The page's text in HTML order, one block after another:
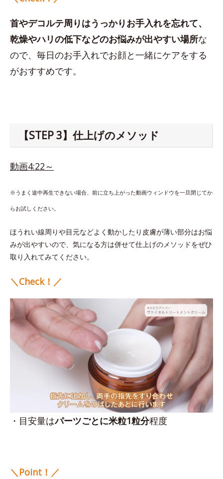
首やデコルテ周りはうっかりお手入れを忘れて、
乾燥やハリの低下などのお悩みが出やすい場所な
ので、毎日のお手入れでお顔と一緒にケアをする
がおすすめです。
【STEP 3】仕上げのメソッド
動画4:22～
※うまく途中再生できない場合、前に立ち上がった動画ウィンドウを一旦閉じてか
らお試しください。
ほうれい線周りや目元などよく動かしたり皮膚が薄い部分はお悩
みが出やすいので、気になる方は併せて仕上げのメソッドをぜひ
取り入れてみてください。
＼Check！／
・目安量はパーツごとに米粒1粒分程度
＼Point！／